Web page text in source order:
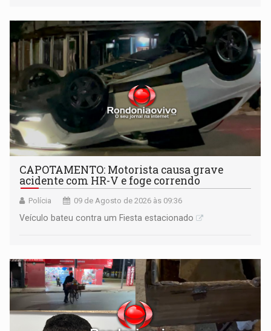
CAPOTAMENTO: Motorista causa grave
acidente com HR-V e foge correndo
Polícia 09 de Agosto de 2026 às 09:36
Veículo bateu contra um Fiesta estacionado